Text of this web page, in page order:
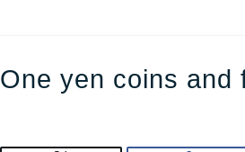
One yen coins and